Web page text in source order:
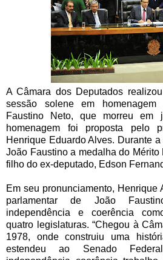
A Câmara dos Deputados
sessão solene em
Faustino Neto, que morreu
homenagem foi proposta pelo
Henrique Eduardo Alves. Durante
João Faustino a medalha do
filho do ex-deputado, Edson
Em seu pronunciamento, Henrique
parlamentar de João
independência e coerência
quatro legislaturas. “Chegou à
1978, onde construiu uma
estendeu ao Senado